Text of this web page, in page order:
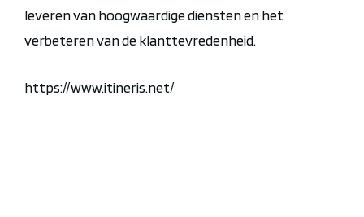
leveren van hoogwaardige diensten en het
verbeteren van de klanttevredenheid.
https://www.itineris.net/